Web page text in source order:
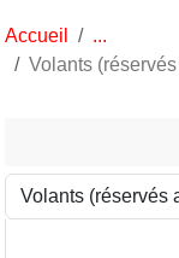
Accueil
Volants